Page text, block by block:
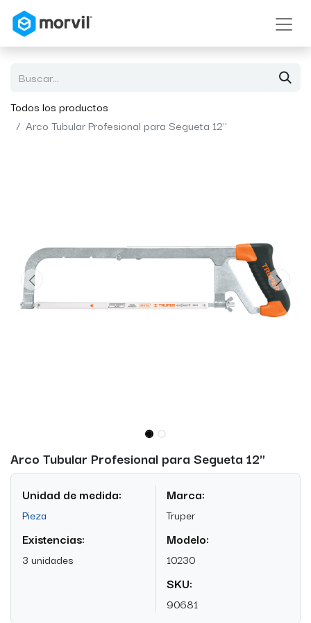
Todos los productos
Arco Tubular Profesional para Segueta 12"
Arco Tubular Profesional para Segueta 12"
Unidad de medida:
Pieza
Existencias:
3 unidades
Marca:
Truper
Modelo:
10230
SKU:
90681